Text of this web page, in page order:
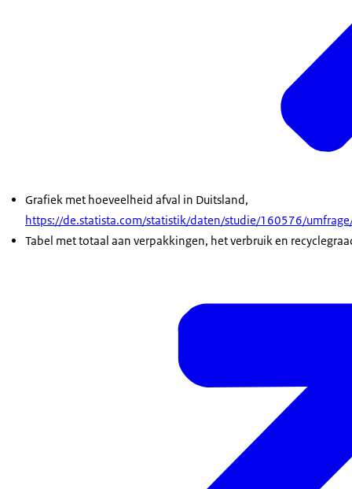
Grafiek met hoeveelheid afval in Duitsland,
https://de.statista.com/statistik/daten/studie/160576/
Tabel met totaal aan verpakkingen, het verbruik en